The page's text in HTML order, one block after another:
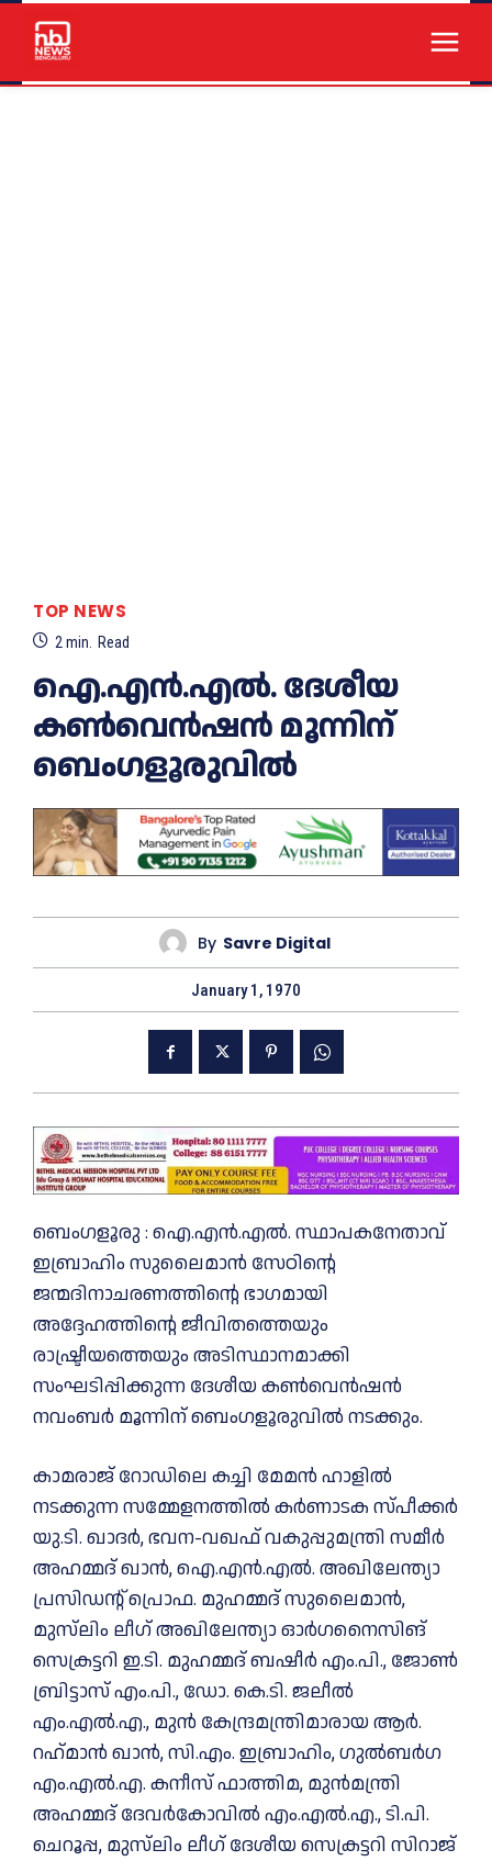
TOP NEWS
2 min. Read
ഐ.എൻ.എൽ. ദേശീയ
കൺവെൻഷൻ മൂന്നിന്
ബെംഗളൂരുവിൽ
By Savre Digital
January 1, 1970
ബെംഗളൂരു : ഐ.എൻ.എൽ. സ്ഥാപകനേതാവ്
ഇബ്രാഹിം സുലൈമാൻ സേഠിന്റെ
ജന്മദിനാചരണത്തിന്റെ ഭാഗമായി
അദ്ദേഹത്തിന്റെ ജീവിതത്തെയും
രാഷ്ട്രീയത്തെയും അടിസ്ഥാനമാക്കി
സംഘടിപ്പിക്കുന്ന ദേശീയ കൺവെൻഷൻ
നവംബർ മൂന്നിന് ബെംഗളൂരുവിൽ നടക്കും.
കാമരാജ് റോഡിലെ കച്ചി മേമൻ ഹാളിൽ
നടക്കുന്ന സമ്മേളനത്തിൽ കർണാടക സ്പീക്കർ
യു.ടി. ഖാദർ, ഭവന-വഖഫ് വകുപ്പുമന്ത്രി സമീർ
അഹമ്മദ് ഖാൻ, ഐ.എൻ.എൽ. അഖിലേന്ത്യാ
പ്രസിഡന്റ് പ്രൊഫ. മുഹമ്മദ് സുലൈമാൻ,
മുസ്‌ലിം ലീഗ് അഖിലേന്ത്യാ ഓർഗനൈസിങ്
സെക്രട്ടറി ഇ.ടി. മുഹമ്മദ് ബഷീർ എം.പി., ജോൺ
ബ്രിട്ടാസ് എം.പി., ഡോ. കെ.ടി. ജലീൽ
എം.എൽ.എ., മുൻ കേന്ദ്രമന്ത്രിമാരായ ആർ.
റഹ്‌മാൻ ഖാൻ, സി.എം. ഇബ്രാഹിം, ഗുൽബർഗ
എം.എൽ.എ. കനീസ് ഫാത്തിമ, മുൻമന്ത്രി
അഹമ്മദ് ദേവർകോവിൽ എം.എൽ.എ., ടി.പി.
ചെറൂപ്പ, മുസ്‌ലിം ലീഗ് ദേശീയ സെക്രട്ടറി സിറാജ്